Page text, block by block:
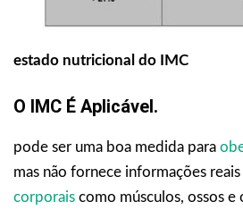
estado nutricional do IMC
O IMC É Aplicável.
pode ser uma boa medida para
mas não fornece informações
corporais como músculos, ossos e